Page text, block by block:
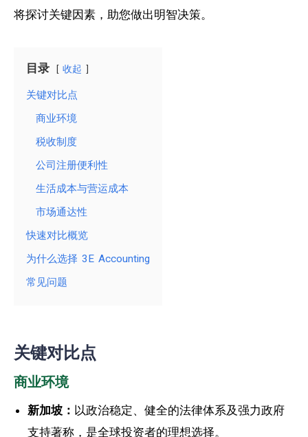
将探讨关键因素，助您做出明智决策。
目录 收起
关键对比点
商业环境
税收制度
公司注册便利性
生活成本与营运成本
市场通达性
快速对比概览
为什么选择 3E Accounting
常见问题
关键对比点
商业环境
新加坡： 以政治稳定、健全的法律体系及强力政府
支持著称，是全球投资者的理想选择。